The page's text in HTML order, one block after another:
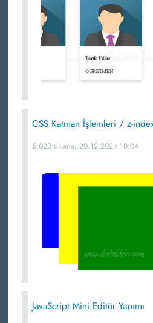
CSS Katman İşlemleri / z-
5,023 okuma, 20.12.2024 10:04
JavaScript Mini Editör Yapımı